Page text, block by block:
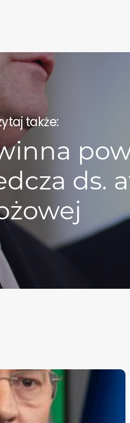
także:
ds.